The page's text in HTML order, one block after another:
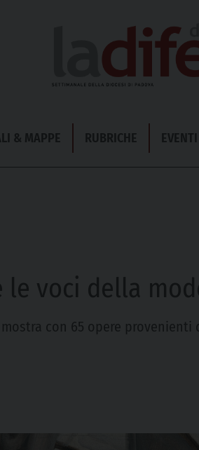
& MAPPE RUBRICHE EVENTI
le voci della
con 65 opere